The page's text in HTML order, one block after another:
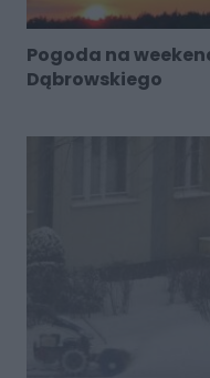
Pogoda na
Dąbrowskiego